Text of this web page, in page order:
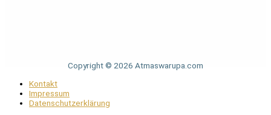
Copyright © 2026 Atmaswarupa.com
Kontakt
Impressum
Datenschutzerklärung